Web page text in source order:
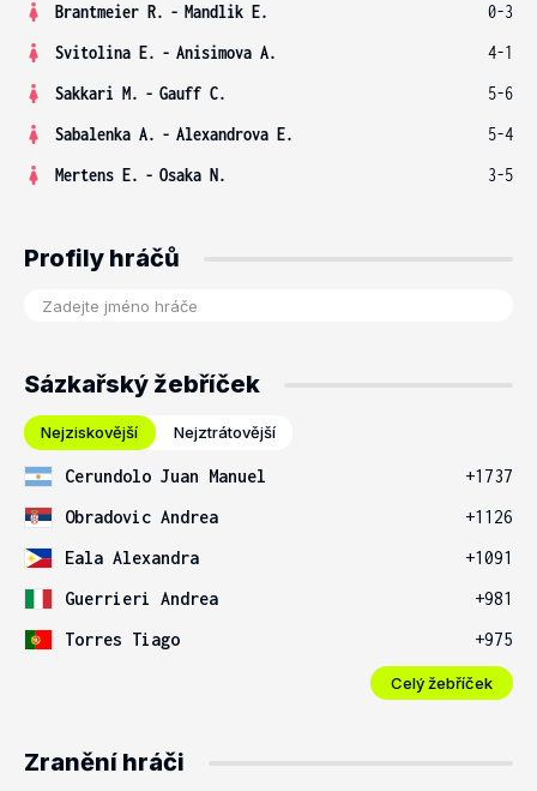
Brantmeier R. - Mandlik E.
0-3
Svitolina E. - Anisimova A.
4-1
Sakkari M. - Gauff C.
5-6
Sabalenka A. - Alexandrova E.
5-4
Mertens E. - Osaka N. 3-5
Profily hráčů
Sázkařský žebříček
Nejziskovější Nejztrátovější
Cerundolo Juan Manuel
+1737
Obradovic Andrea
+1126
Eala Alexandra
+1091
Guerrieri Andrea
+981
Torres Tiago
+975
Celý žebříček
Zranění hráči